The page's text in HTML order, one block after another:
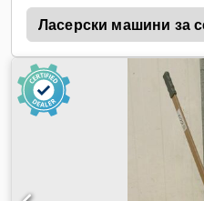
Ласерски машини за